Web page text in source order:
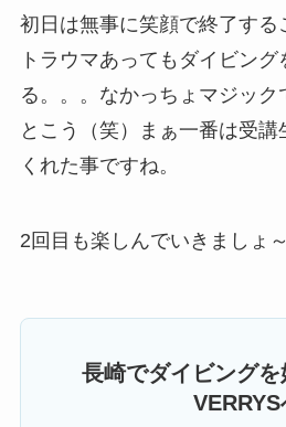
初日は無事に笑顔で終了する
トラウマあってもダイビン
る。。。なかっちょマジック
とこう（笑）まぁ一番は受
くれた事ですね。
2回目も楽しんでいきましょ～
長崎でダイビングを
VERRYS